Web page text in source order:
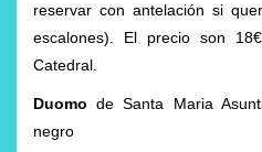
reservar con antelación si
escalones). El precio son
Catedral.
Duomode Santa Maria
negro